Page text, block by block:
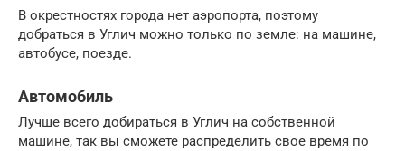
В окрестностях города нет аэропорта, поэтому
добраться в Углич можно только по земле: на машине,
автобусе, поезде.
Автомобиль
Лучше всего добираться в Углич на собственной
машине, так вы сможете распределить свое время по